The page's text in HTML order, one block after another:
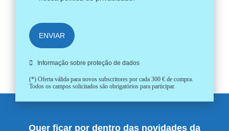
ENVIAR
Informação sobre proteção de dados
(*) Oferta válida para novos subscritores por cada 300 € de compra.
Todos os campos solicitados são obrigatórios para participar.
Quer ficar por dentro das novidades da